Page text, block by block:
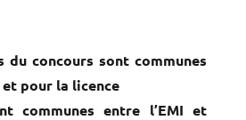
du concours sont communes
et pour la licence
communes entre l’EMI et